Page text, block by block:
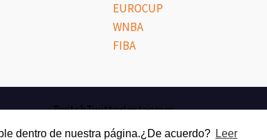
EUROCUP
WNBA
FIBA
TwitchTwitterInstagram
y Política de Privacidad| Copyright © 2023 El Perímetro
dentro de nuestra página.¿De acuerdo? Leer